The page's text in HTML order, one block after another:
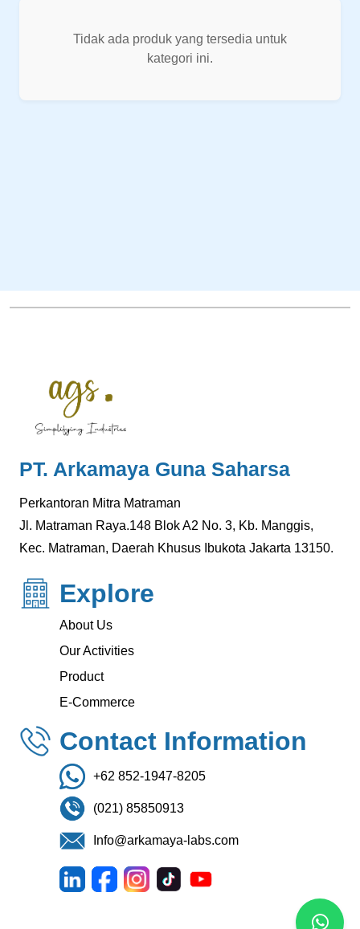
Tidak ada produk yang tersedia untuk
kategori ini.
PT. Arkamaya Guna Saharsa
Perkantoran Mitra Matraman
Jl. Matraman Raya.148 Blok A2 No. 3, Kb. Manggis,
Kec. Matraman, Daerah Khusus Ibukota Jakarta 13150.
Explore
About Us
Our Activities
Product
E-Commerce
Contact Information
+62 852-1947-8205
(021) 85850913
Info@arkamaya-labs.com